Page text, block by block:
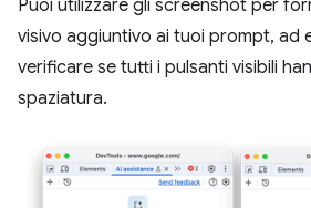
Puoi utilizzare gli screenshot per
visivo aggiuntivo ai tuoi prompt, ad
verificare se tutti i pulsanti visibili
spaziatura.